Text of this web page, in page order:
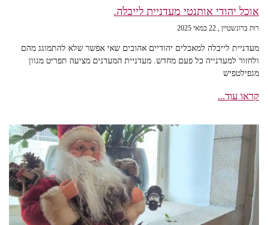
אוכל יהודי אותנטי מעדניית לייבלה.
רות ברונשטיין 22 במאי 2025
מעדניית לייבלה למאכלים יהודיים אהובים שאי אפשר שלא להתמוגג מהם
ולחזור למעדנייה כל פעם מחדש. מעדניית המעדנים מציעה תפריט מגוון
מגפילטפיש
קראו עוד...